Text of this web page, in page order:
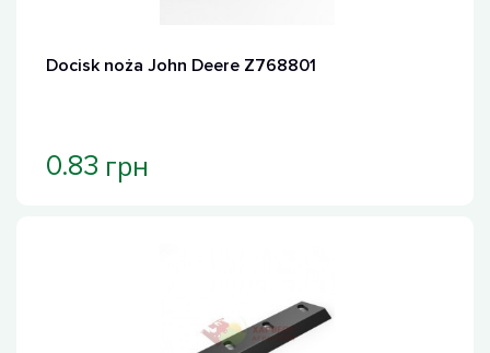
Docisk noża John Deere Z768801
0.83 грн